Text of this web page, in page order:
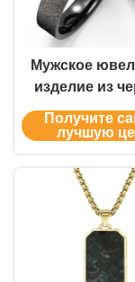
Мужское
изделие из
титана,
пары
Получите
лучшую